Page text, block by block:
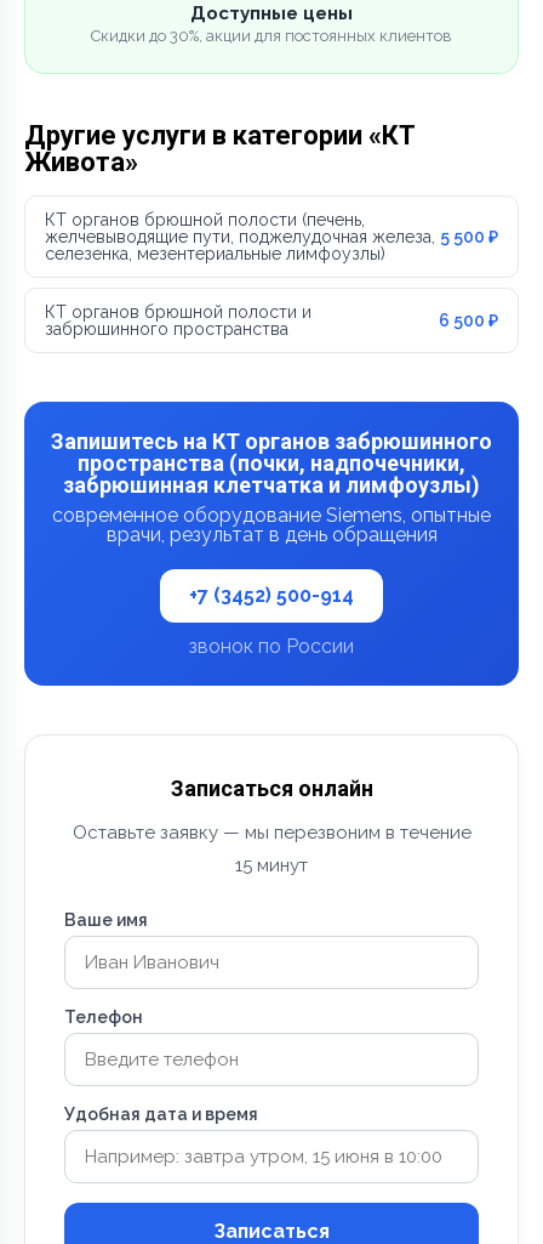
Доступные цены
Скидки до 30%, акции для постоянных клиентов
Другие услуги в категории «КТ
Живота»
КТ органов брюшной полости (печень,
желчевыводящие пути, поджелудочная железа,
селезенка, мезентериальные лимфоузлы)
5 500 ₽
КТ органов брюшной полости и
забрюшинного пространства
6 500 ₽
Запишитесь на КТ органов забрюшинного
пространства (почки, надпочечники,
забрюшинная клетчатка и лимфоузлы)
современное оборудование Siemens, опытные
врачи, результат в день обращения
+7 (3452) 500-914
звонок по России
Записаться онлайн
Оставьте заявку — мы перезвоним в течение
15 минут
Ваше имя
Телефон
Удобная дата и время
Записаться